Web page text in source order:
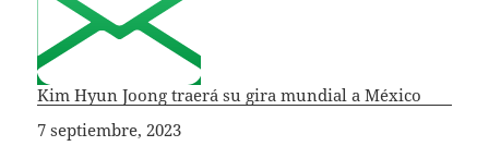
Kim Hyun Joong traerá su gira mundial a México
Fecha
7 septiembre, 2023